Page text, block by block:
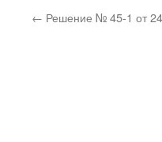
← Решение № 45-1 от